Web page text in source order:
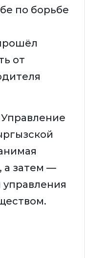
по борьбе
от
а затем —